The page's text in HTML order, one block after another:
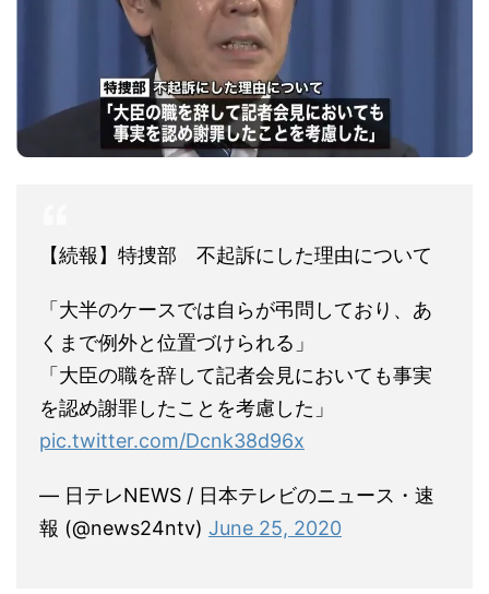
【続報】特捜部 不起訴にした理由について
「大半のケースでは自らが弔問しており、あ
くまで例外と位置づけられる」
「大臣の職を辞して記者会見においても事実
を認め謝罪したことを考慮した」
pic.twitter.com/Dcnk38d96x
— 日テレNEWS / 日本テレビのニュース・速
報 (@news24ntv) June 25, 2020